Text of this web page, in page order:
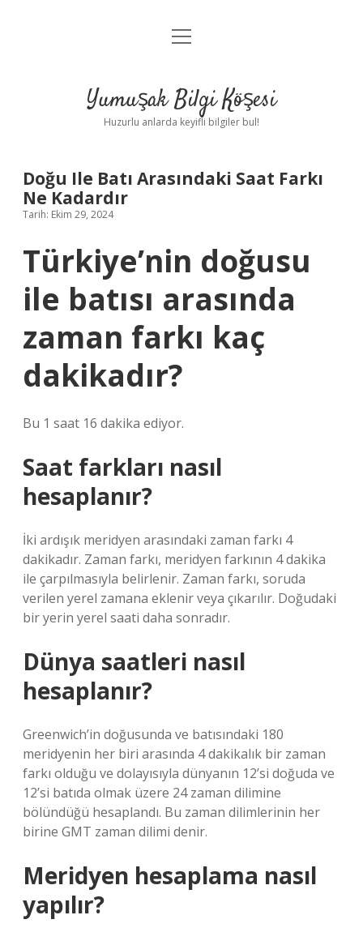
Anasayfa
Yasal Uyarı
menüyü
Yumuşak Bilgi Köşesi
Huzurlu anlarda keyifli bilgiler bul!
Doğu Ile Batı Arasındaki Saat Farkı
Ne Kadardır
Tarih: Ekim 29, 2024
Türkiye’nin doğusu
ile batısı arasında
zaman farkı kaç
dakikadır?
Bu 1 saat 16 dakika ediyor.
Saat farkları nasıl
hesaplanır?
İki ardışık meridyen arasındaki zaman farkı 4
dakikadır. Zaman farkı, meridyen farkının 4 dakika
ile çarpılmasıyla belirlenir. Zaman farkı, soruda
verilen yerel zamana eklenir veya çıkarılır. Doğudaki
bir yerin yerel saati daha sonradır.
Dünya saatleri nasıl
hesaplanır?
Greenwich’in doğusunda ve batısındaki 180
meridyenin her biri arasında 4 dakikalık bir zaman
farkı olduğu ve dolayısıyla dünyanın 12’si doğuda ve
12’si batıda olmak üzere 24 zaman dilimine
bölündüğü hesaplandı. Bu zaman dilimlerinin her
birine GMT zaman dilimi denir.
Meridyen hesaplama nasıl
yapılır?